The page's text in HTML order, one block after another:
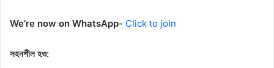
We’re now on WhatsApp- Click to join
সহনশীল হও: